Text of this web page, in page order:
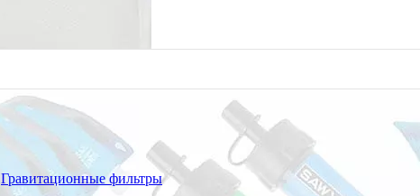
Гравитационные фильтры